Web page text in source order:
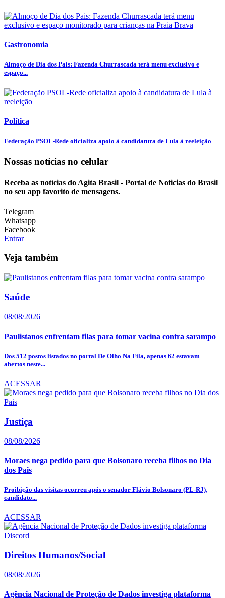
Gastronomia
Almoço de Dia dos Pais: Fazenda Churrascada terá menu exclusivo e
espaço...
Política
Federação PSOL-Rede oficializa apoio à candidatura de Lula à reeleição
Nossas notícias no celular
Receba as notícias do Agita Brasil - Portal de Noticias do Brasil
no seu app favorito de mensagens.
Telegram
Whatsapp
Facebook
Entrar
Veja também
Saúde
08/08/2026
Paulistanos enfrentam filas para tomar vacina contra sarampo
Dos 512 postos listados no portal De Olho Na Fila, apenas 62 estavam
abertos neste...
ACESSAR
Justiça
08/08/2026
Moraes nega pedido para que Bolsonaro receba filhos no Dia
dos Pais
Proibição das visitas ocorreu após o senador Flávio Bolsonaro (PL-RJ),
candidato...
ACESSAR
Direitos Humanos/Social
08/08/2026
Agência Nacional de Proteção de Dados investiga plataforma